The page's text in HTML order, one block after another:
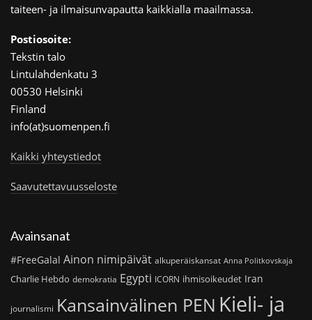
taiteen- ja ilmaisunvapautta kaikkialla maailmassa.
Postiosoite:
Tekstin talo
Lintulahdenkatu 3
00530 Helsinki
Finland
info(at)suomenpen.fi
Kaikki yhteystiedot
Saavutettavuusseloste
Avainsanat
#FreeGalal Ainon nimipäivät alkuperäiskansat Anna Politkovskaja
Charlie Hebdo demokratia Egypti ICORN ihmisoikeudet Iran
journalismi Kansainvälinen PEN Kieli- ja